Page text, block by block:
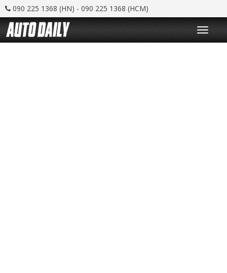
090 225 1368 (HN) - 090 225 1368 (HCM)
T
o
g